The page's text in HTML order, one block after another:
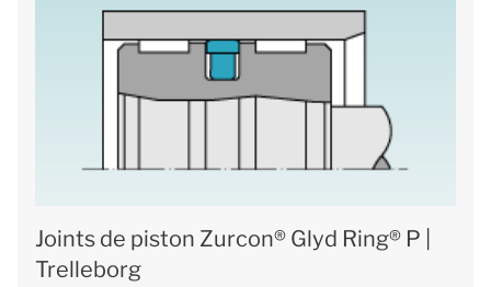
Joints de piston Zurcon® Glyd Ring® P |
Trelleborg